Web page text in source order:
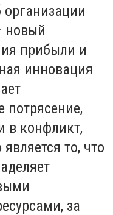
новый
прибыли и
инновация
потрясение,
в конфликт,
то, что
за